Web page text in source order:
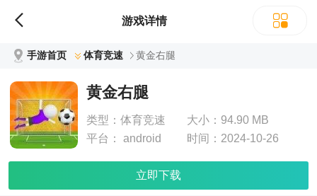
游戏详情
手游首页 体育竞速 黄金右腿
黄金右腿
类型： 体育竞速 大小： 94.90 MB
平台：
android 时间： 2024-10-26
立即下载